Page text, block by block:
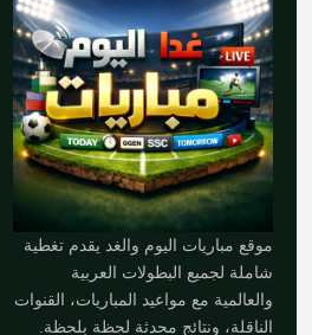
موقع مباريات اليوم والغد يقدم تغطية
شاملة لجميع البطولات العربية
والعالمية مع مواعيد المباريات، القنوات
الناقلة، ونتائج محدثة لحظة بلحظة.